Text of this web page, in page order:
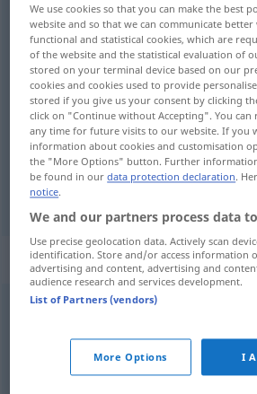
grobes (Getreide)Mehl,Schrotmehl
crushed grain
Mehln meal crushed fruits, nuts,
Pulvern
„meal“: transitive
meal [miːl]v/t
Overview of all translations
(For more details, click/tap on the
We use cookies so that you can make the best
website and so that we can communicate better
functional and statistical cookies, which are
of the website and the statistical evaluation of
stored on your terminal device based on our
cookies and cookies used to provide
stored if you give us your consent by clicking
click on "Continue without Accepting". You can
any time for future visits to our website. If you
information about cookies and customisation
the "More Options" button. Further
be found in ourdata protection declaration.
notice.
We and our partners process data
Use precise geolocation data. Actively scan
identification. Store and/or access information
advertising and content, advertising and
audience research and services development.
List of Partners (vendors)
More Options I